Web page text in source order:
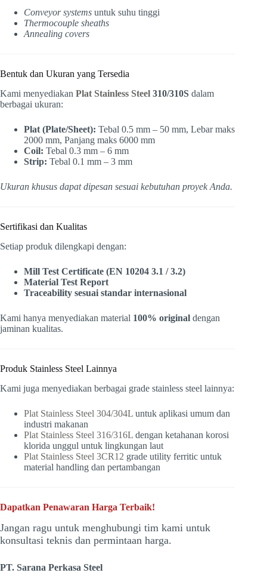
Conveyor systems untuk suhu tinggi
Thermocouple sheaths
Annealing covers
Bentuk dan Ukuran yang Tersedia
Kami menyediakan Plat Stainless Steel 310/310S dalam
berbagai ukuran:
Plat (Plate/Sheet): Tebal 0.5 mm – 50 mm, Lebar maks
2000 mm, Panjang maks 6000 mm
Coil: Tebal 0.3 mm – 6 mm
Strip: Tebal 0.1 mm – 3 mm
Ukuran khusus dapat dipesan sesuai kebutuhan proyek Anda.
Sertifikasi dan Kualitas
Setiap produk dilengkapi dengan:
Mill Test Certificate (EN 10204 3.1 / 3.2)
Material Test Report
Traceability sesuai standar internasional
Kami hanya menyediakan material 100% original dengan
jaminan kualitas.
Produk Stainless Steel Lainnya
Kami juga menyediakan berbagai grade stainless steel lainnya:
Plat Stainless Steel 304/304L untuk aplikasi umum dan
industri makanan
Plat Stainless Steel 316/316L dengan ketahanan korosi
klorida unggul untuk lingkungan laut
Plat Stainless Steel 3CR12 grade utility ferritic untuk
material handling dan pertambangan
Dapatkan Penawaran Harga Terbaik!
Jangan ragu untuk menghubungi tim kami untuk
konsultasi teknis dan permintaan harga.
PT. Sarana Perkasa Steel